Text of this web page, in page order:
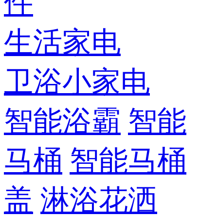
生活家电
卫浴小家电
智能浴霸 智能
马桶 智能马桶
盖 淋浴花洒